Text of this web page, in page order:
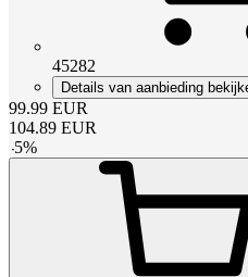
45282
Details van aanbieding
99.99 EUR
104.89 EUR
-5%